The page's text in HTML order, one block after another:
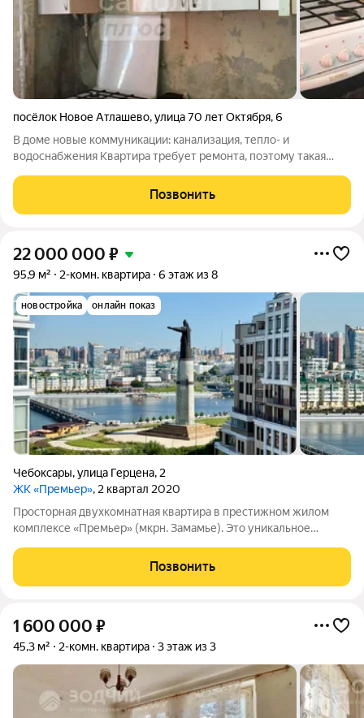
посёлок Новое Атлашево,улица 70 лет Октября,6
В доме новые коммуникации: канализация, тепло- и
водоснабжения Квартира требует ремонта, поэтому такая
Позвонить
22 000 000 ₽
95,9 м² 2-комн. квартира 6 этаж из 8
новостройка онлайн показ
Чебоксары,улица Герцена, 2
ЖК «Премьер», 2 квартал 2020
Просторная двухкомнатная квартира в престижном жилом
комплексе «Премьер» (мкрн. Замамье). Это уникальное
респектабельного окружения. Квартира расположена в одной
из лучших локаций г. Чебоксары
Позвонить
1 600 000 ₽
45,3 м² 2-комн. квартира 3 этаж из 3